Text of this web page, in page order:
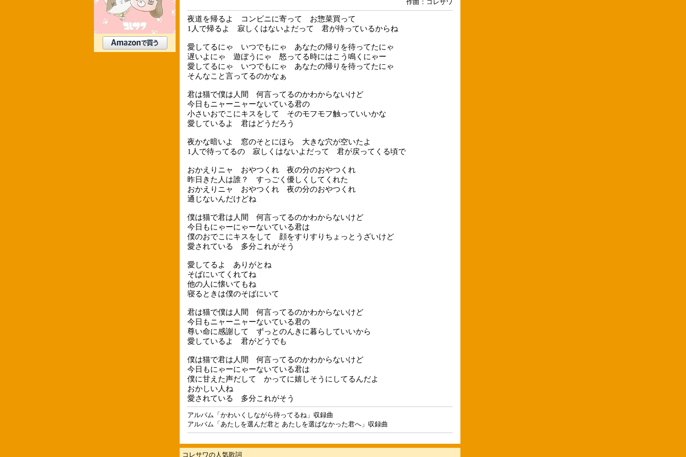
作曲：コレサワ
夜道を帰るよ コンビニに寄って お惣菜買って
1人で帰るよ 寂しくはないよだって 君が待っているからね
愛してるにゃ いつでもにゃ あなたの帰りを待ってたにゃ
遅いよにゃ 遊ぼうにゃ 怒ってる時にはこう鳴くにゃー
愛してるにゃ いつでもにゃ あなたの帰りを待ってたにゃ
そんなこと言ってるのかなぁ
君は猫で僕は人間 何言ってるのかわからないけど
今日もニャーニャーないている君の
小さいおでこにキスをして そのモフモフ触っていいかな
愛しているよ 君はどうだろう
夜かな暗いよ 窓のそとにほら 大きな穴が空いたよ
1人で待ってるの 寂しくはないよだって 君が戻ってくる頃で
おかえりニャ おやつくれ 夜の分のおやつくれ
昨日きた人は誰？ すっごく優しくしてくれた
おかえりニャ おやつくれ 夜の分のおやつくれ
通じないんだけどね
僕は猫で君は人間 何言ってるのかわからないけど
今日もにゃーにゃーないている君は
僕のおでこにキスをして 顔をすりすりちょっとうざいけど
愛されている 多分これがそう
愛してるよ ありがとね
そばにいてくれてね
他の人に懐いてもね
寝るときは僕のそばにいて
君は猫で僕は人間 何言ってるのかわからないけど
今日もニャーニャーないている君の
尊い命に感謝して ずっとのんきに暮らしていいから
愛しているよ 君がどうでも
僕は猫で君は人間 何言ってるのかわからないけど
今日もにゃーにゃーないている君は
僕に甘えた声だして かってに嬉しそうにしてるんだよ
おかしい人ね
愛されている 多分これがそう
アルバム「かわいくしながら待ってるね」収録曲
アルバム「あたしを選んだ君と あたしを選ばなかった君へ」収録曲
コレサワの人気歌詞